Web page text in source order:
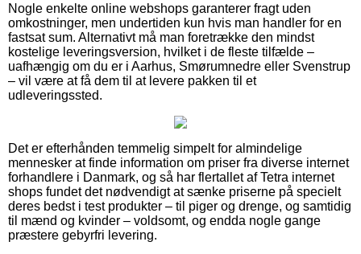
Nogle enkelte online webshops garanterer fragt uden
omkostninger, men undertiden kun hvis man handler for en
fastsat sum. Alternativt må man foretrække den mindst
kostelige leveringsversion, hvilket i de fleste tilfælde –
uafhængig om du er i Aarhus, Smørumnedre eller Svenstrup
– vil være at få dem til at levere pakken til et
udleveringssted.
Det er efterhånden temmelig simpelt for almindelige
mennesker at finde information om priser fra diverse internet
forhandlere i Danmark, og så har flertallet af Tetra internet
shops fundet det nødvendigt at sænke priserne på specielt
deres bedst i test produkter – til piger og drenge, og samtidig
til mænd og kvinder – voldsomt, og endda nogle gange
præstere gebyrfri levering.